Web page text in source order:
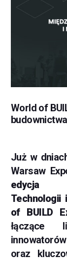
World of
budownictwa
Już w
Warsaw
edycja
Technologii
of BUILD
łączące
oraz